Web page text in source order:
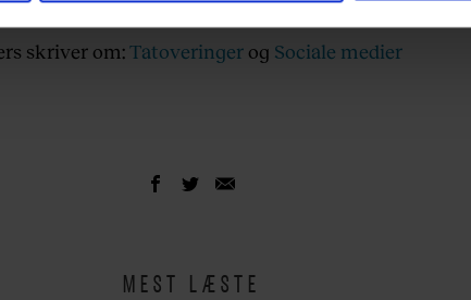
tilbage via linket, du finder i vores cookiepolitik. Du kan
skriver om:Tatoveringer og Sociale medier
MEST LÆSTE